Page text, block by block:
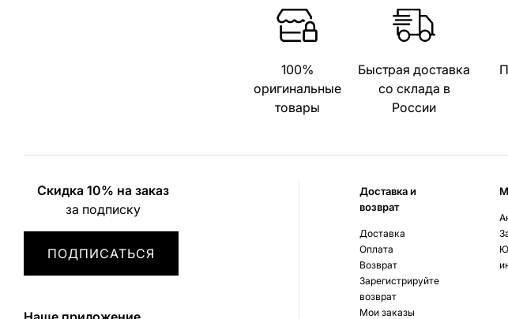
100%
оригинальные
товары
Быстрая доставка
со склада в
России
Скидка 10% на заказ
за подписку
ПОДПИСАТЬСЯ
Доставка и
возврат
Доставка
Оплата
Возврат
Зарегистрируйте
возврат
Мои заказы